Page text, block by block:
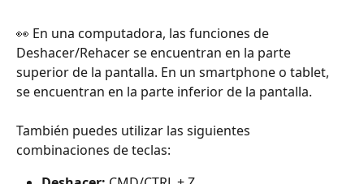
👀 En una computadora, las funciones de
Deshacer/Rehacer se encuentran en la parte
superior de la pantalla. En un smartphone o tablet,
se encuentran en la parte inferior de la pantalla.
También puedes utilizar las siguientes
combinaciones de teclas: